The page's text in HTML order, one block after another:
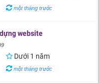
một tháng trước
website
Dưới 1 năm
một tháng trước